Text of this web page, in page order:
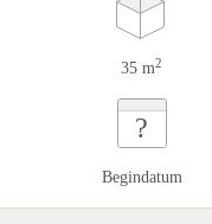
35 m2
?
Begindatum